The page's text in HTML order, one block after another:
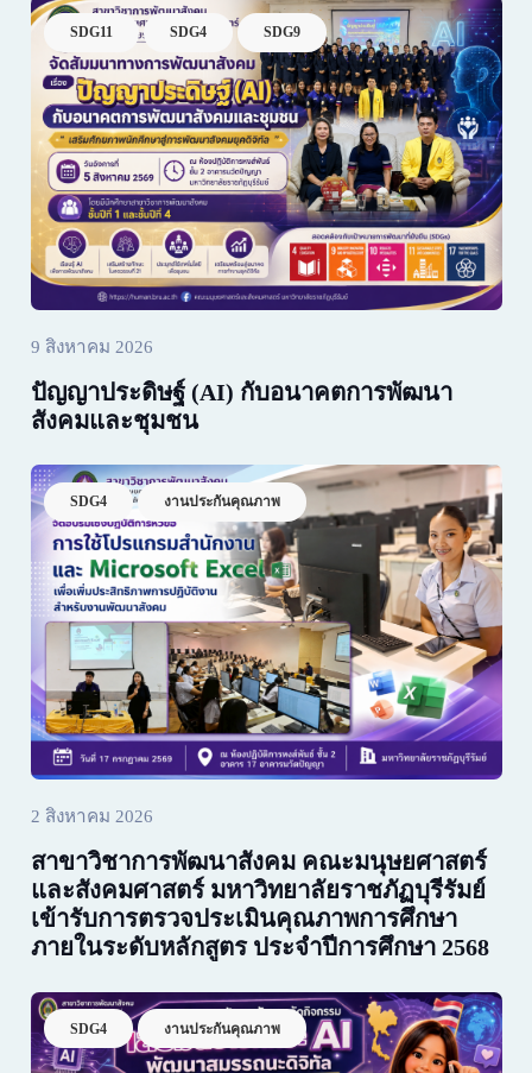
SDG11 SDG4 SDG9
9 สิงหาคม 2026
ปัญญาประดิษฐ์ (AI) กับอนาคตการพัฒนา
สังคมและชุมชน
SDG4 งานประกันคุณภาพ
2 สิงหาคม 2026
สาขาวิชาการพัฒนาสังคม คณะมนุษยศาสตร์
และสังคมศาสตร์ มหาวิทยาลัยราชภัฏบุรีรัมย์
เข้ารับการตรวจประเมินคุณภาพการศึกษา
ภายในระดับหลักสูตร ประจำปีการศึกษา 2568
SDG4 งานประกันคุณภาพ